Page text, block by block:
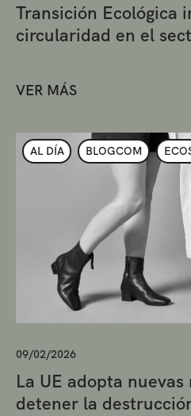
Transición Ecológica
circularidad en el
VER MÁS
AL DÍA BLOGCOM
09/02/2026
La UE adopta
detener la